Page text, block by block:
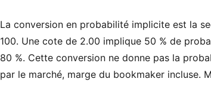
La conversion en probabilité implicite est la
100. Une cote de 2.00 implique 50 % de
80 %. Cette conversion ne donne pas la
par le marché, marge du bookmaker incluse.